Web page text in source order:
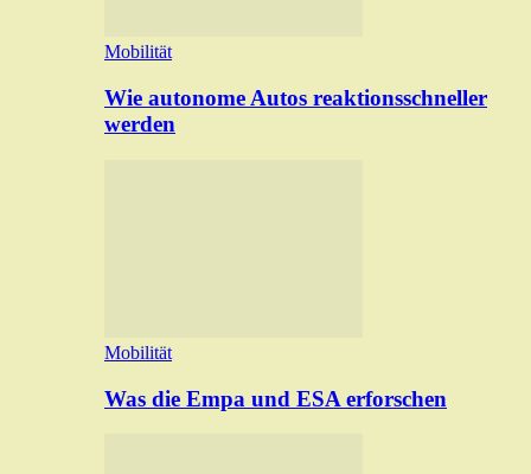
Mobilität
Wie autonome Autos reaktionsschneller
werden
Mobilität
Was die Empa und ESA erforschen